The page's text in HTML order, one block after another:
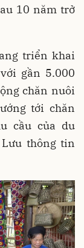
10 năm trở
triển khai
gần 5.000
chăn nuôi
tới chăn
cầu của du
thông tin